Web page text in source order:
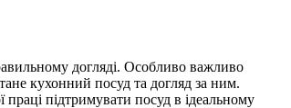
догляді. Особливо важливо
кухонний посуд та догляд за ним.
підтримувати посуд в ідеальному